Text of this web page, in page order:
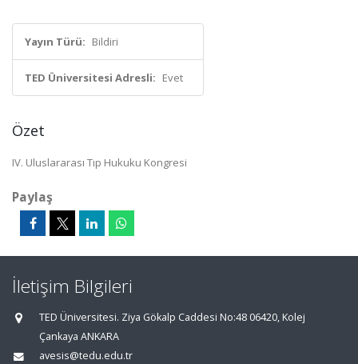
Yayın Türü: Bildiri
TED Üniversitesi Adresli: Evet
Özet
IV. Uluslararası Tıp Hukuku Kongresi
Paylaş
İletişim Bilgileri
TED Üniversitesi. Ziya Gökalp Caddesi No:48 06420, Kolej
Çankaya ANKARA
avesis@tedu.edu.tr